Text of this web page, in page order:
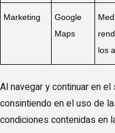
Marketing
Google
Maps
los
Al navegar y continuar en
consintiendo en el uso de
condiciones contenidas en